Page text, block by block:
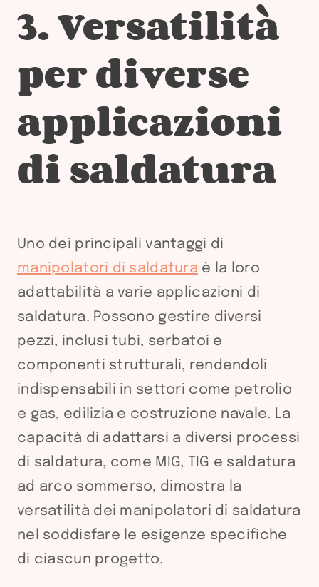
3. Versatilità
per diverse
applicazioni
di saldatura
Uno dei principali vantaggi di
manipolatori di saldatura è la loro
adattabilità a varie applicazioni di
saldatura. Possono gestire diversi
pezzi, inclusi tubi, serbatoi e
componenti strutturali, rendendoli
indispensabili in settori come petrolio
e gas, edilizia e costruzione navale. La
capacità di adattarsi a diversi processi
di saldatura, come MIG, TIG e saldatura
ad arco sommerso, dimostra la
versatilità dei manipolatori di saldatura
nel soddisfare le esigenze specifiche
di ciascun progetto.